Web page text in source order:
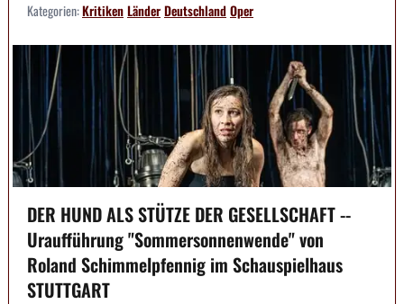
Kategorien:KritikenLänderDeutschlandOper
DER HUND ALS STÜTZE DER GESELLSCHAFT --
Uraufführung "Sommersonnenwende" von
Roland Schimmelpfennig im Schauspielhaus
STUTTGART